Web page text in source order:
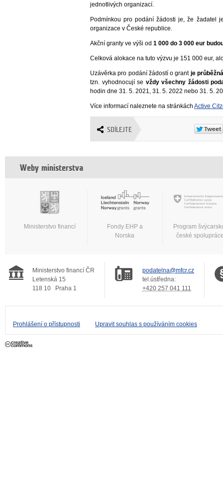
jednotlivých organizací.
Podmínkou pro podání žádosti je, že žadatel
organizace v České republice.
Akční granty ve výši od1 000 do 3 000 eur
Celková alokace na tuto výzvu je 151 000 eur,
Uzávěrka pro podání žádostí o grant je průběžná
tzn. vyhodnocují se vždy všechny žádosti
hodin dne 31. 5. 2021, 31. 5. 2022 nebo 31. 5.
Více informací naleznete na stránkáchActive
SDÍLEJTE
Weby ministerstva
Ministerstvo financí
Fondy EHP a
Norska
Program
české
Ministerstvo financí ČR
Letenská 15
118 10
Praha 1
podatelna@mfcr.cz
tel.ústředna:
+420 257 041 111
Prohlášení o přístupnosti Upravit souhlas s používáním cookies